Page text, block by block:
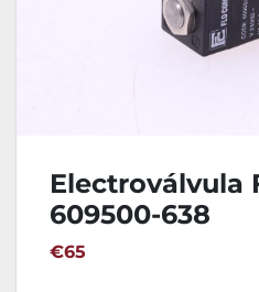
Electroválvula
609500-638
€65